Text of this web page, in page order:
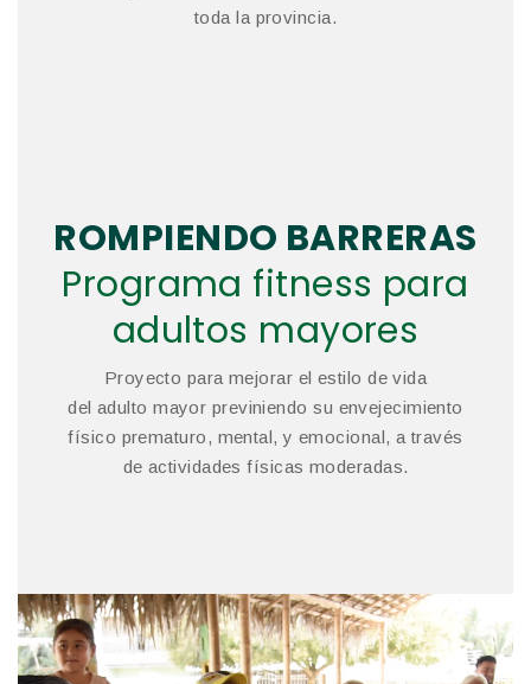
toda la provincia.
ROMPIENDO BARRERAS
Programa fitness para
adultos mayores
Proyecto para mejorar el estilo de vida
del adulto mayor previniendo su envejecimiento
físico prematuro, mental, y emocional, a través
de actividades físicas moderadas.